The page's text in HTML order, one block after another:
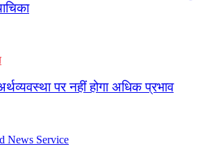
पर नहीं होगा अधिक प्रभाव
News Service